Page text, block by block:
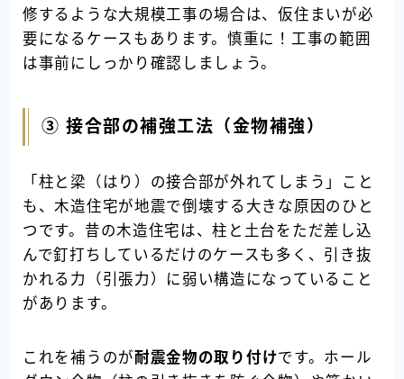
修するような大規模工事の場合は、仮住まいが必
要になるケースもあります。慎重に！工事の範囲
は事前にしっかり確認しましょう。
③ 接合部の補強工法（金物補強）
「柱と梁（はり）の接合部が外れてしまう」こと
も、木造住宅が地震で倒壊する大きな原因のひと
つです。昔の木造住宅は、柱と土台をただ差し込
んで釘打ちしているだけのケースも多く、引き抜
かれる力（引張力）に弱い構造になっていること
があります。
これを補うのが耐震金物の取り付けです。ホール